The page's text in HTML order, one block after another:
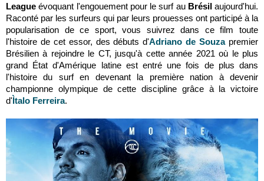
League évoquant l'engouement pour le surf au Brésil aujourd'hui.
Raconté par les surfeurs qui par leurs prouesses ont participé à la
popularisation de ce sport, vous suivrez dans ce film toute
l'histoire de cet essor, des débuts d'Adriano de Souzapremier
Brésilien à rejoindre le CT, jusqu'à cette année 2021 où le plus
grand État d'Amérique latine est entré une fois de plus dans
l'histoire du surf en devenant la première nation à devenir
championne olympique de cette discipline grâce à la victoire
d'Ìtalo Ferreira.